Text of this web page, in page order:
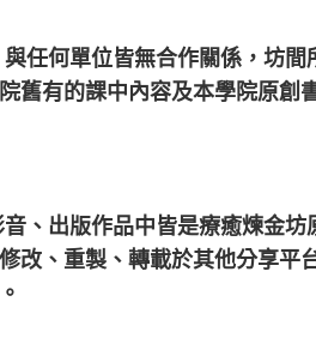
與任何單位皆無合作關係， 坊間
舊有的課中內容及本學院原創
、出版作品中皆是療癒煉金
改、重製、轉載於其他分享平